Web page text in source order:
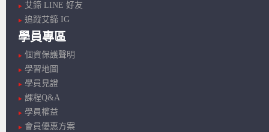
艾鍗 LINE 好友
追蹤艾鍗 IG
學員專區
個資保護聲明
學習地圖
學員見證
課程Q&A
學員權益
會員優惠方案